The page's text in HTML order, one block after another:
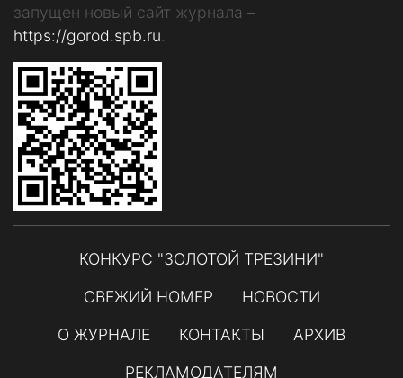
запущен новый сайт журнала –
https://gorod.spb.ru.
КОНКУРС "ЗОЛОТОЙ ТРЕЗИНИ"
СВЕЖИЙ НОМЕР
НОВОСТИ
О ЖУРНАЛЕ
КОНТАКТЫ
АРХИВ
РЕКЛАМОДАТЕЛЯМ